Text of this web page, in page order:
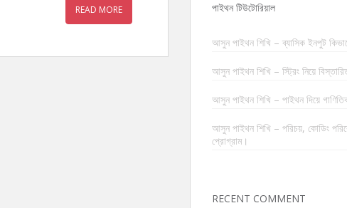
READ MORE পাইথন টিউটোরিয়াল
আসুন পাইথন শিখি – ব্যাসিক ইনপুট
আসুন পাইথন শিখি – স্ট্রিং নিয়ে
আসুন পাইথন শিখি – পাইথন দিয়ে
আসুন পাইথন শিখি – পরিচয়, কোডিং
প্রোগ্রাম।
RECENT COMMENT